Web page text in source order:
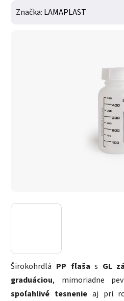
Širokohrdlá PP fľaša s GL
graduáciou, mimoriadne
spoľahlivé tesnenieaj pri
Značka: LAMAPLAST